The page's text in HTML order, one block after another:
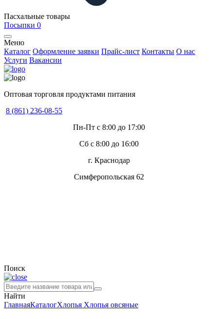
Пасхальные товары
Посыпки 0
Меню
Каталог Оформление заявки Прайс-лист Контакты О нас
Услуги Вакансии
Оптовая торговля продуктами питания
8 (861) 236-08-55
Пн-Пт с 8:00 до 17:00
Сб с 8:00 до 16:00
г. Краснодар
Симферопольская 62
Поиск
Найти
ГлавнаяКаталогХлопья Хлопья овсяные